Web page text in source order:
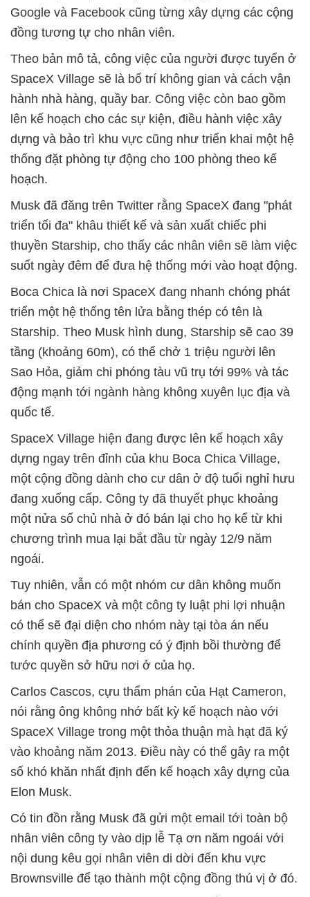
Google và Facebook cũng từng xây dựng các cộng
đồng tương tự cho nhân viên.
Theo bản mô tả, công việc của người được tuyển ở
SpaceX Village sẽ là bố trí không gian và cách vận
hành nhà hàng, quầy bar. Công việc còn bao gồm
lên kế hoạch cho các sự kiện, điều hành việc xây
dựng và bảo trì khu vực cũng như triển khai một hệ
thống đặt phòng tự động cho 100 phòng theo kế
hoạch.
Musk đã đăng trên Twitter rằng SpaceX đang "phát
triển tối đa" khâu thiết kế và sản xuất chiếc phi
thuyền Starship, cho thấy các nhân viên sẽ làm việc
suốt ngày đêm để đưa hệ thống mới vào hoạt động.
Boca Chica là nơi SpaceX đang nhanh chóng phát
triển một hệ thống tên lửa bằng thép có tên là
Starship. Theo Musk hình dung, Starship sẽ cao 39
tầng (khoảng 60m), có thể chở 1 triệu người lên
Sao Hỏa, giảm chi phóng tàu vũ trụ tới 99% và tác
động mạnh tới ngành hàng không xuyên lục địa và
quốc tế.
SpaceX Village hiện đang được lên kế hoạch xây
dựng ngay trên đỉnh của khu Boca Chica Village,
một cộng đồng dành cho cư dân ở độ tuổi nghỉ hưu
đang xuống cấp. Công ty đã thuyết phục khoảng
một nửa số chủ nhà ở đó bán lại cho họ kể từ khi
chương trình mua lại bắt đầu từ ngày 12/9 năm
ngoái.
Tuy nhiên, vẫn có một nhóm cư dân không muốn
bán cho SpaceX và một công ty luật phi lợi nhuận
có thể sẽ đại diện cho nhóm này tại tòa án nếu
chính quyền địa phương có ý định bồi thường để
tước quyền sở hữu nơi ở của họ.
Carlos Cascos, cựu thẩm phán của Hạt Cameron,
nói rằng ông không nhớ bất kỳ kế hoạch nào với
SpaceX Village trong một thỏa thuận mà hạt đã ký
vào khoảng năm 2013. Điều này có thể gây ra một
số khó khăn nhất định đến kế hoạch xây dựng của
Elon Musk.
Có tin đồn rằng Musk đã gửi một email tới toàn bộ
nhân viên công ty vào dịp lễ Tạ ơn năm ngoái với
nội dung kêu gọi nhân viên di dời đến khu vực
Brownsville để tạo thành một cộng đồng thú vị ở đó.